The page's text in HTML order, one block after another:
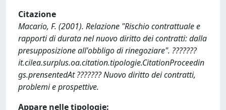
Citazione
Macario, F. (2001). Relazione "Rischio contrattuale e
rapporti di durata nel nuovo diritto dei contratti: dalla
presupposizione all'obbligo di rinegoziare". ???????
it.cilea.surplus.oa.citation.tipologie.CitationProceedin
gs.prensentedAt ??????? Nuovo diritto dei contratti,
problemi e prospettive.
Appare nelle tipologie: